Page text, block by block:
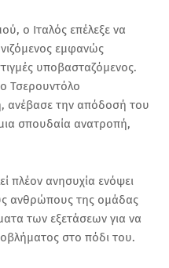
ο Ιταλός επέλεξε να
εμφανώς
υποβασταζόμενος.
Τσερουντόλο
ανέβασε την απόδοσή του
σπουδαία ανατροπή,
πλέον ανησυχία ενόψει
ανθρώπους της ομάδας
των εξετάσεων για να
στο πόδι του.